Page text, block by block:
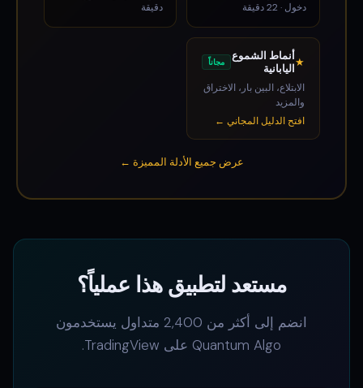
دخول · 22 دقيقة
دقيقة
★أنماط الشموع
اليابانية
مجاناً
الابتلاع، البين بار، الاختراق
والمزيد
افتح الدليل المجاني ←
عرض جميع الأدلة المميزة ←
مستعد لتطبيق هذا عملياً؟
انضم إلى أكثر من 2,400 متداول يستخدمون
Quantum Algo على TradingView.